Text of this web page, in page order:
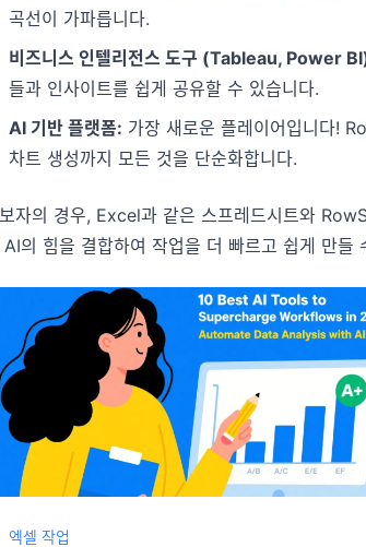
곡선이 가파릅니다.
비즈니스 인텔리전스 도구 (Tableau, Power
들과 인사이트를 쉽게 공유할 수 있습니다.
AI 기반 플랫폼: 가장 새로운 플레이어입니다!
차트 생성까지 모든 것을 단순화합니다.
자의 경우, Excel과 같은 스프레드시트와
AI의 힘을 결합하여 작업을 더 빠르고 쉽게 만들
엑셀 작업